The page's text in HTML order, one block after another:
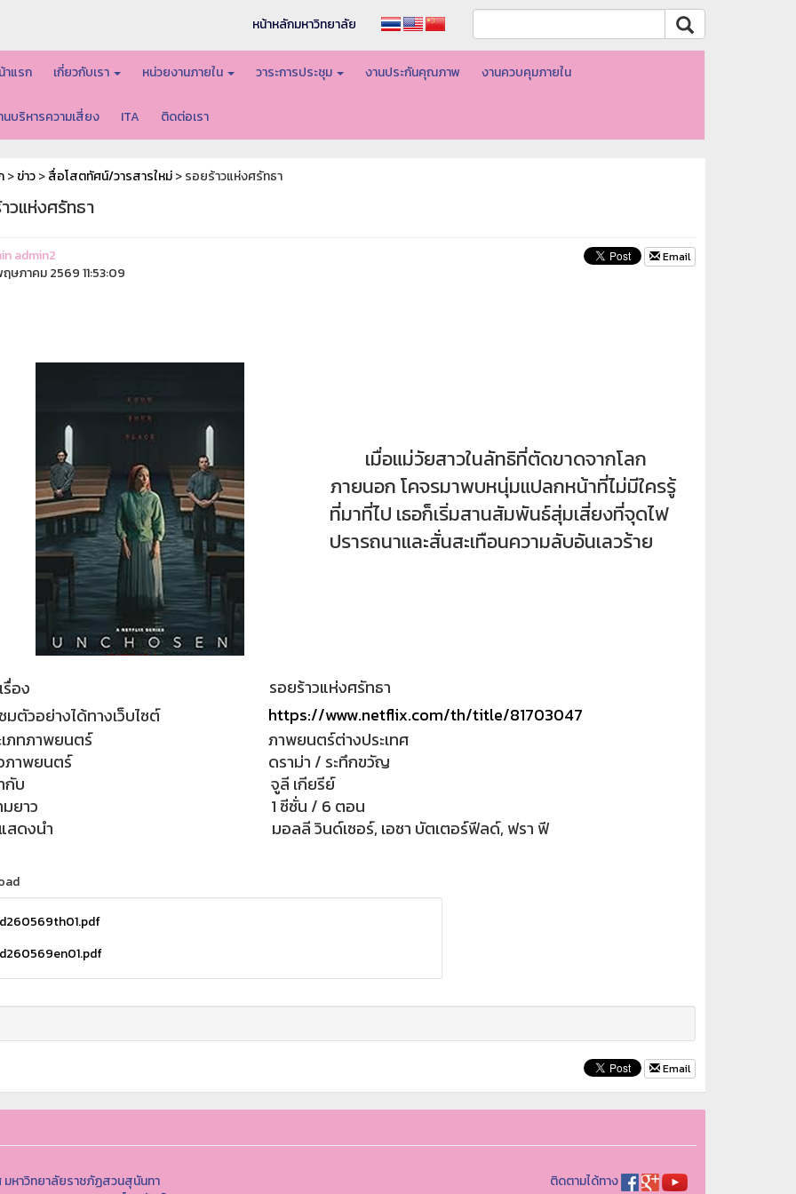
หน้าหลักมหาวิทยาลัย
าแรก เกี่ยวกับเรา หน่วยงานภายใน วาระการประชุม งานประกันคุณภาพ งานควบคุมภายใน
นบริหารความเสี่ยง ITA ติดต่อเรา
>ข่าว>สื่อโสตทัศน์/วารสารใหม่> รอยร้าวแห่งศรัทธา
วแห่งศรัทธา
admin2
ษภาคม 2569 11:53:09
Email
เมื่อแม่วัยสาวในลัทธิที่ตัดขาดจากโลก
ภายนอก โคจรมาพบหนุ่มแปลกหน้าที่ไม่มีใครรู้
ที่มาที่ไป เธอก็เริ่มสานสัมพันธ์สุ่มเสี่ยงที่จุดไฟ
ปรารถนาและสั่นสะเทือนความลับอันเลวร้าย
รื่อง
รอยร้าวแห่งศรัทธา
มตัวอย่างได้ทางเว็บไซต์
https://www.netflix.com/th/title/81703047
เภทภาพยนตร์
ภาพยนตร์ต่างประเทศ
ภาพยนตร์
ดราม่า / ระทึกขวัญ
กับ
จูลี เกียรีย์
ยาว
1 ซีซั่น / 6 ตอน
สดงนำ
มอลลี วินด์เซอร์, เอซา บัตเตอร์ฟีลด์, ฟรา ฟี
Email
มหาวิทยาลัยราชภัฏสวนสุนันทา
ติดตามได้ทาง